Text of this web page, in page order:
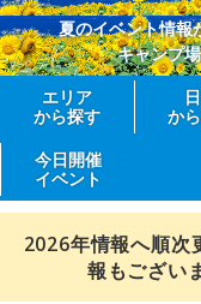
夏のイベント情報
キャンプ
エリア
から探す
か
今日開催
イベント
2026年情報へ順次
報もござい